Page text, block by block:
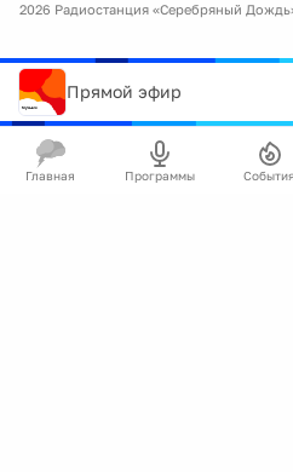
2026 Радиостанция «Серебряный
Прямой эфир
Главная Программы События